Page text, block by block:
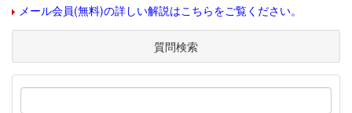
メール会員(無料)の詳しい解説はこちらをご覧ください。
質問検索